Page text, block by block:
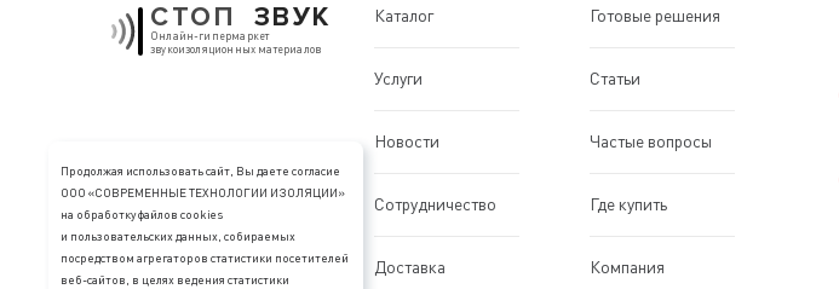
СТОП ЗВУК
Онлайн-гипермаркет
звукоизоляционных материалов
Каталог Готовые решения
Услуги Статьи
Новости Частые вопросы
Сотрудничество Где купить
Доставка Компания
Продолжая использовать сайт, Вы даете согласие
ООО «СОВРЕМЕННЫЕ ТЕХНОЛОГИИ ИЗОЛЯЦИИ»
на обработку файлов cookies
и пользовательских данных, собираемых
посредством агрегаторов статистики посетителей
веб-сайтов, в целях ведения статистики